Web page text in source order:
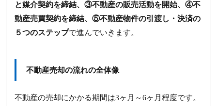
と媒介契約を締結、③不動産の販売活動を開始、④不
動産売買契約を締結、⑤不動産物件の引渡し・決済の
５つのステップで進んでいきます。
不動産売却の流れの全体像
不動産の売却にかかる期間は3ヶ月～6ヶ月程度です。